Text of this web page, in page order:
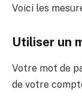
Voici les
Utiliser un
Votre mot de
de votre